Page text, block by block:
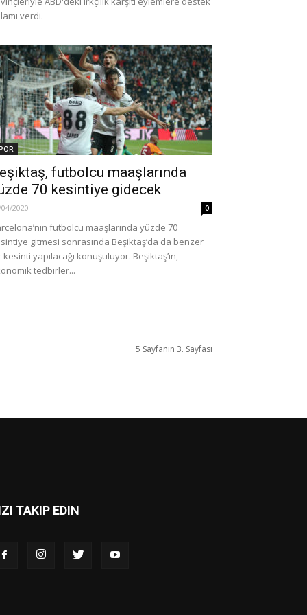
verdi.
futbolcu maaşlarında
70 kesintiye gidecek
2020 0
futbolcu maaşlarında yüzde 70
gitmesi sonrasında Beşiktaş’da da benzer
kesinti yapılacağı konuşuluyor. Beşiktaş’ın,
tedbirler...
5 Sayfanın 3. Sayfası
TAKIP EDIN